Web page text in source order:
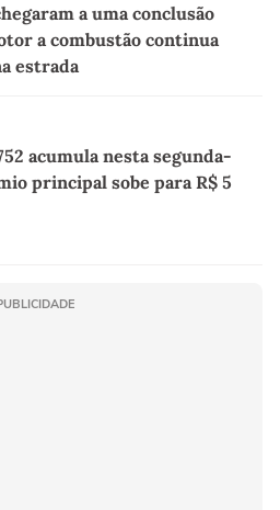
a uma conclusão
a combustão continua
estrada
acumula nesta segunda-
principal sobe para R$ 5